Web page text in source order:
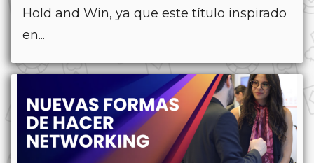
Hold and Win, ya que este título inspirado
en...